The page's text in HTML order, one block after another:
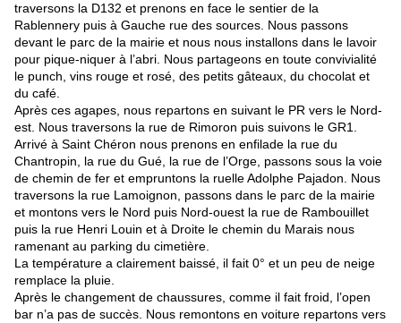
traversons la D132 et prenons en face le sentier de la
Rablennery puis à Gauche rue des sources. Nous passons
devant le parc de la mairie et nous nous installons dans le lavoir
pour pique-niquer à l’abri. Nous partageons en toute convivialité
le punch, vins rouge et rosé, des petits gâteaux, du chocolat et
du café.
Après ces agapes, nous repartons en suivant le PR vers le Nord-
est. Nous traversons la rue de Rimoron puis suivons le GR1.
Arrivé à Saint Chéron nous prenons en enfilade la rue du
Chantropin, la rue du Gué, la rue de l’Orge, passons sous la voie
de chemin de fer et empruntons la ruelle Adolphe Pajadon. Nous
traversons la rue Lamoignon, passons dans le parc de la mairie
et montons vers le Nord puis Nord-ouest la rue de Rambouillet
puis la rue Henri Louin et à Droite le chemin du Marais nous
ramenant au parking du cimetière.
La température a clairement baissé, il fait 0° et un peu de neige
remplace la pluie.
Après le changement de chaussures, comme il fait froid, l’open
bar n’a pas de succès. Nous remontons en voiture repartons vers